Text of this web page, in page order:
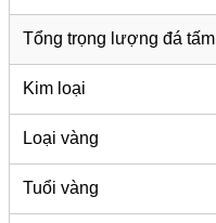
Tổng trọng lượng đá tấm
Kim loại
Loại vàng
Tuổi vàng